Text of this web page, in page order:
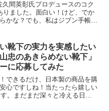
間英彰氏プロデュースのコク
ました。面白い！けど、でか
かな？でも、私はジブン手帳
靴下の実力を実感したい
忠のあきらめない靴下」
に応募してみた
できるだけ、日本製の商品を購
心ですしね！当たったら嬉しい
。まだまだ深々と冷える日々